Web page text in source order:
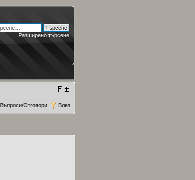
Разширено търсене
Въпроси/Отговори Влез